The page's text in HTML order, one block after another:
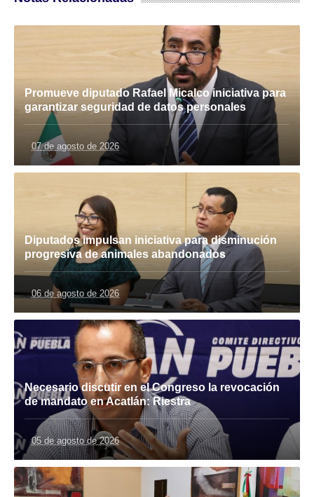
Promueve diputado Rafael Micalco iniciativa para
garantizar seguridad de datos personales
07 de agosto de 2026
Diputados impulsan iniciativa para disminución
progresiva de animales abandonados
06 de agosto de 2026
Necesario discutir en el Congreso la revocación
de mandato en Acatlán: Riestra
05 de agosto de 2026